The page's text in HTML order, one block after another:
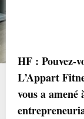
HF : Pouvez-
L’Appart
vous a amené